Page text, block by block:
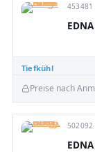
Tiefkühl
453481
Preise nach
502092